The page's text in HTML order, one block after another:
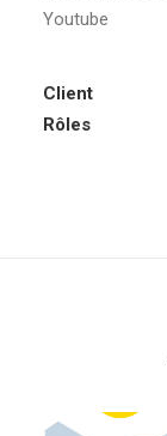
Youtube
Client
Rôles